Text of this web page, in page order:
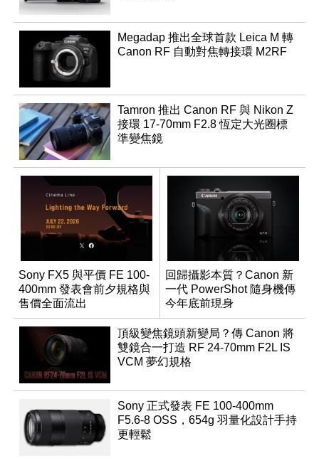
Megadap 推出全球首款 Leica M 轉
Canon RF 自動對焦轉接環 M2RF
Tamron 推出 Canon RF 與 Nikon Z
接環 17-70mm F2.8 恆定大光圈標
準變焦鏡
Sony FX5 與平價 FE 100-
400mm 發表會前夕規格與
售價全面流出
回歸攝影本質？Canon 新
一代 PowerShot 隨身機傳
今年底前現身
頂級變焦鏡頭新變局？傳 Canon 將
雙鏡合一打造 RF 24-70mm F2L IS
VCM 夢幻規格
Sony 正式發表 FE 100-400mm
F5.6-8 OSS，654g 羽量化設計手持
更輕鬆